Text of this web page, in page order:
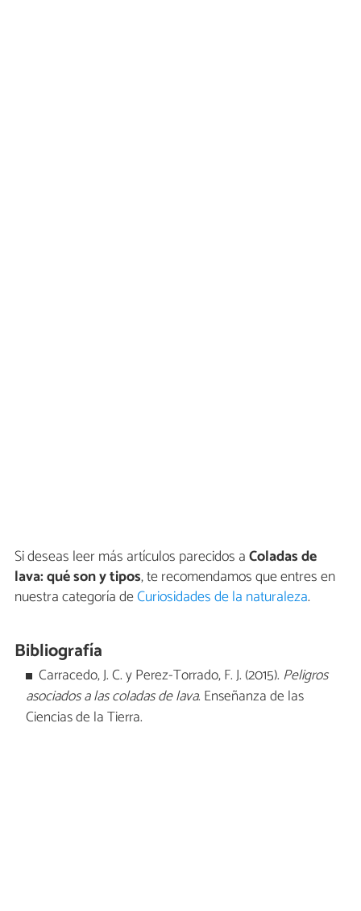
Si deseas leer más artículos parecidos aColadas de
lava: qué son y tipos, te recomendamos que entres en
nuestra categoría deCuriosidades de la naturaleza.
Bibliografía
Carracedo, J. C. y Perez-Torrado, F. J. (2015). Peligros
asociados a las coladas de lava. Enseñanza de las
Ciencias de la Tierra.